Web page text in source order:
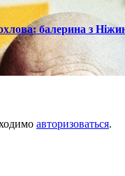
балерина з
авторизоваться.